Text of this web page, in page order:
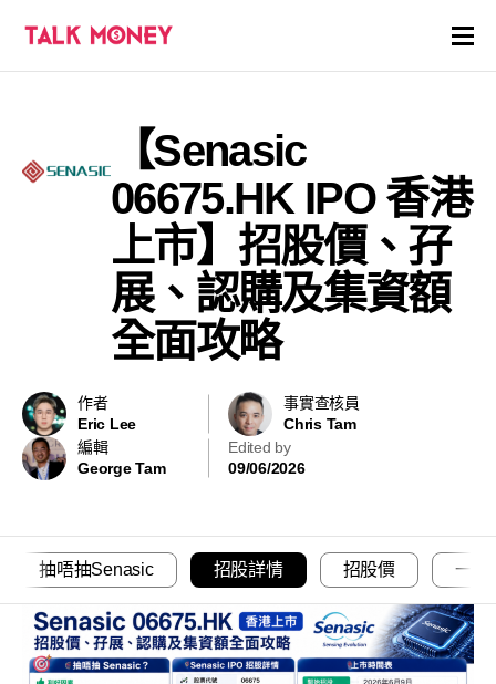
證券商評價
各種投資產品戶口
虛擬貨幣
關於
【Senasic
06675.HK IPO 香港
上市】招股價、孖
展、認購及集資額
全面攻略
作者
Eric Lee
事實查核員
Chris Tam
編輯
George Tam
Edited by
09/06/2026
抽唔抽Senasic 招股詳情 招股價 一手